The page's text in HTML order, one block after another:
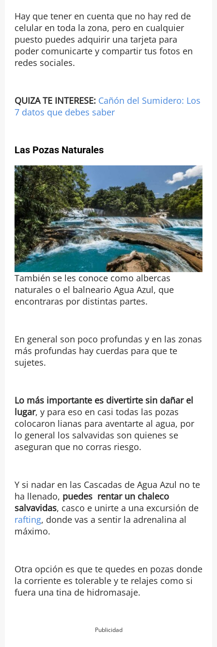
Hay que tener en cuenta que no hay red de
celular en toda la zona, pero en cualquier
puesto puedes adquirir una tarjeta para
poder comunicarte y compartir tus fotos en
redes sociales.
QUIZA TE INTERESE: Cañón del Sumidero: Los
7 datos que debes saber
Las Pozas Naturales
También se les conoce como albercas
naturales o el balneario Agua Azul, que
encontraras por distintas partes.
En general son poco profundas y en las zonas
más profundas hay cuerdas para que te
sujetes.
Lo más importante es divertirte sin dañar el
lugar, y para eso en casi todas las pozas
colocaron lianas para aventarte al agua, por
lo general los salvavidas son quienes se
aseguran que no corras riesgo.
Y si nadar en las Cascadas de Agua Azul no te
ha llenado, puedes rentar un chaleco
salvavidas, casco e unirte a una excursión de
rafting, donde vas a sentir la adrenalina al
máximo.
Otra opción es que te quedes en pozas donde
la corriente es tolerable y te relajes como si
fuera una tina de hidromasaje.
Publicidad